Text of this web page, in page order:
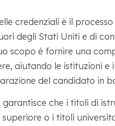
credenziali è il
degli Stati Uniti e di
scopo è fornire una
aiutando le istituzioni
del candidato in
che i titoli di
o i titoli